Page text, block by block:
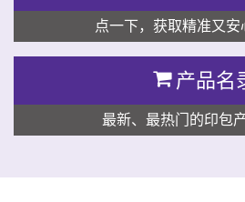
点一下，获取精准又安
产品名
最新、最热门的印包